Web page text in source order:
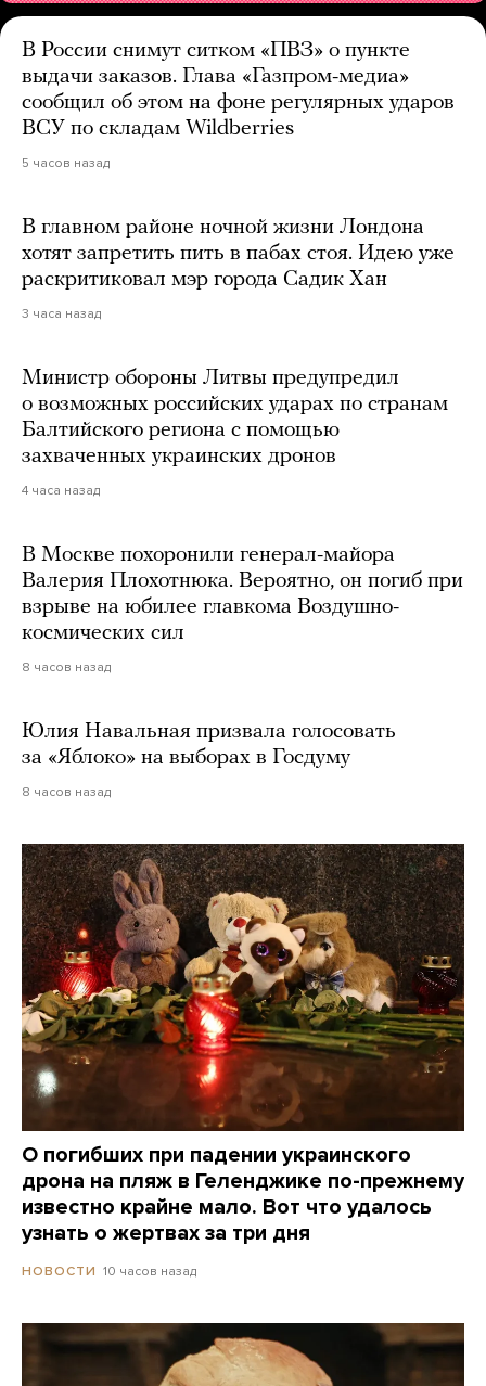
В России снимут ситком «ПВЗ» о пункте
выдачи заказов. Глава «Газпром-медиа»
сообщил об этом на фоне регулярных ударов
ВСУ по складам Wildberries
5 часов назад
В главном районе ночной жизни Лондона
хотят запретить пить в пабах стоя. Идею уже
раскритиковал мэр города Садик Хан
3 часа назад
Министр обороны Литвы предупредил
о возможных российских ударах по странам
Балтийского региона с помощью
захваченных украинских дронов
4 часа назад
В Москве похоронили генерал-майора
Валерия Плохотнюка. Вероятно, он погиб при
взрыве на юбилее главкома Воздушно-
космических сил
8 часов назад
Юлия Навальная призвала голосовать
за «Яблоко» на выборах в Госдуму
8 часов назад
О погибших при падении украинского
дрона на пляж в Геленджике по-прежнему
известно крайне мало. Вот что удалось
узнать о жертвах за три дня
НОВОСТИ 10 часов назад